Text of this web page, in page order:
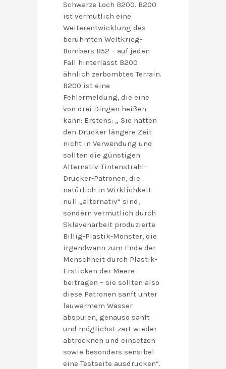
Schwarze Loch B200. B200
ist vermutlich eine
Weiterentwicklung des
berühmten Weltkrieg-
Bombers B52 – auf jeden
Fall hinterlässt B200
ähnlich zerbombtes Terrain.
B200 ist eine
Fehlermeldung, die eine
von drei Dingen heißen
kann: Erstens: „ Sie hatten
den Drucker längere Zeit
nicht in Verwendung und
sollten die günstigen
Alternativ-Tintenstrahl-
Drucker-Patronen, die
natürlich in Wirklichkeit
null „alternativ“ sind,
sondern vermutlich durch
Sklavenarbeit produzierte
Billig-Plastik-Monster, die
irgendwann zum Ende der
Menschheit durch Plastik-
Ersticken der Meere
beitragen – sie sollten also
diese Patronen sanft unter
lauwarmem Wasser
abspülen, genauso sanft
und möglichst zart wieder
abtrocknen und einsetzen
sowie besonders sensibel
eine Testseite ausdrucken“.